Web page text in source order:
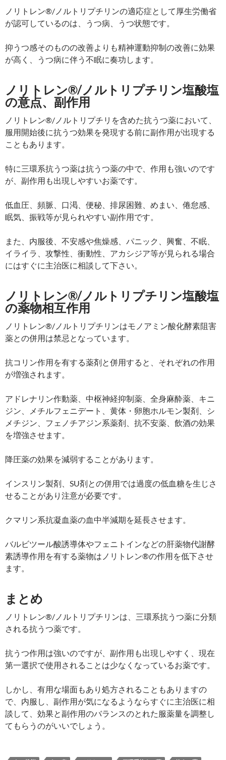
ノリトレン®/ノルトリプチリンの適応症として厚生労働省
が認可しているのは、うつ病、うつ状態です。
抑うつ感そのものの改善よりも精神運動抑制の改善に効果
が高く、うつ病に伴う不眠に奏功します。
ノリトレン®/ノルトリプチリン塩酸塩
の意点、副作用
ノリトレン®/ノルトリプチリを含めた抗うつ薬において、
服用開始後に抗うつ効果を発現する前に副作用が出現する
こともあります。
特に三環系抗うつ薬は抗うつ薬の中で、作用も強いのです
が、副作用も出現しやすいお薬です。
低血圧、頻脈、口渇、便秘、排尿困難、めまい、倦怠感、
眠気、振戦等が見られやすい副作用です。
また、内服後、不安感や焦燥感、パニック、興奮、不眠、
イライラ、攻撃性、衝動性、アカシジア等が見られる場合
にはすぐに主治医に相談して下さい。
ノリトレン®/ノルトリプチリン塩酸塩
の薬物相互作用
ノリトレン®/ノルトリプチリンはモノアミン酸化酵素阻害
薬との併用は禁忌となっています。
抗コリン作用を有する薬剤と併用すると、それぞれの作用
が増強されます。
アドレナリン作動薬、中枢神経抑制薬、全身麻酔薬、キニ
ジン、メチルフェニデート、黄体・卵胞ホルモン製剤、シ
メチジン、フェノチアジン系薬剤、抗不安薬、飲酒の効果
を増強させます。
降圧薬の効果を減弱することがあります。
インスリン製剤、SU剤との併用では過度の低血糖を生じさ
せることがあり注意が必要です。
クマリン系抗凝血薬の血中半減期を延長させます。
バルビツール酸誘導体やフェニトインなどの肝薬物代謝酵
素誘導作用を有する薬物はノリトレン®の作用を低下させ
ます。
まとめ
ノリトレン®/ノルトリプチリンは、三環系抗うつ薬に分類
される抗うつ薬です。
抗うつ作用は強いのですが、副作用も出現しやすく、現在
第一選択で使用されることは少なくなっているお薬です。
しかし、有用な場面もあり処方されることもありますの
で、内服し、副作用が気になるようならすぐに主治医に相
談して、効果と副作用のバランスのとれた服薬量を調整し
てもらうのがいいでしょう。